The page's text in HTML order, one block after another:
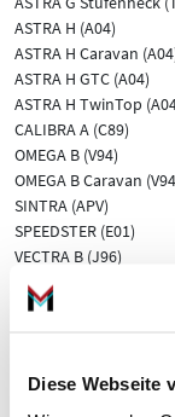
Diese Webseite
ASTRA H (A04)
ASTRA H Caravan
ASTRA H GTC (A04)
ASTRA H TwinTop
CALIBRA A (C89)
OMEGA B (V94)
OMEGA B Caravan
SINTRA (APV)
SPEEDSTER (E01)
VECTRA B (J96)
VECTRA B CC (J96)
VECTRA B Caravan (J96)
ZAFIRA B Kasten/